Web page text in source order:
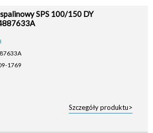
SPS 100/150 DY
1769
Szczegóły produktu>